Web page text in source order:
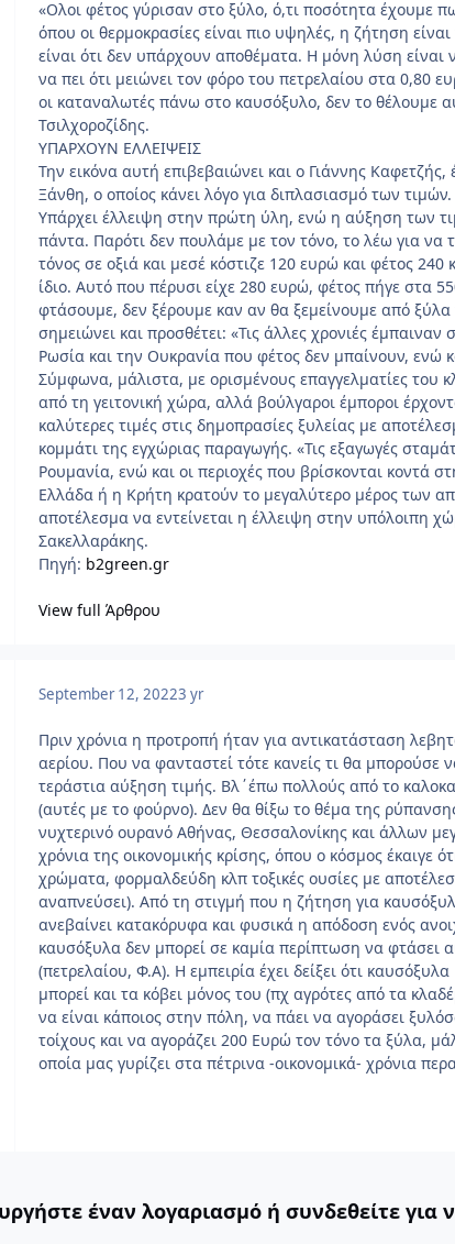
«Ολοι φέτος γύρισαν στο ξύλο, ό,τι ποσότητα έχουμε
όπου οι θερμοκρασίες είναι πιο υψηλές, η ζήτηση
είναι ότι δεν υπάρχουν αποθέματα. Η μόνη λύση
να πει ότι μειώνει τον φόρο του πετρελαίου στα 0,80
οι καταναλωτές πάνω στο καυσόξυλο, δεν το θέλουμε
Τσιλχοροζίδης.
ΥΠΑΡΧΟΥΝ ΕΛΛΕΙΨΕΙΣ
Την εικόνα αυτή επιβεβαιώνει και ο Γιάννης
Ξάνθη, ο οποίος κάνει λόγο για διπλασιασμό των
Υπάρχει έλλειψη στην πρώτη ύλη, ενώ η αύξηση των
πάντα. Παρότι δεν πουλάμε με τον τόνο, το λέω για να
τόνος σε οξιά και μεσέ κόστιζε 120 ευρώ και φέτος
ίδιο. Αυτό που πέρυσι είχε 280 ευρώ, φέτος πήγε στα
φτάσουμε, δεν ξέρουμε καν αν θα ξεμείνουμε από
σημειώνει και προσθέτει: «Τις άλλες χρονιές
Ρωσία και την Ουκρανία που φέτος δεν μπαίνουν, ενώ
Σύμφωνα, μάλιστα, με ορισμένους επαγγελματίες του
από τη γειτονική χώρα, αλλά βούλγαροι έμποροι
καλύτερες τιμές στις δημοπρασίες ξυλείας με
κομμάτι της εγχώριας παραγωγής. «Τις εξαγωγές
Ρουμανία, ενώ και οι περιοχές που βρίσκονται κοντά
Ελλάδα ή η Κρήτη κρατούν το μεγαλύτερο μέρος των
αποτέλεσμα να εντείνεται η έλλειψη στην υπόλοιπη
Σακελλαράκης.
Πηγή: b2green.gr
View full Άρθρου
September 12, 20223 yr
Πριν χρόνια η προτροπή ήταν για αντικατάσταση
αερίου. Που να φανταστεί τότε κανείς τι θα μπορούσε
τεράστια αύξηση τιμής. Βλ΄έπω πολλούς από το
(αυτές με το φούρνο). Δεν θα θίξω το θέμα της
νυχτερινό ουρανό Αθήνας, Θεσσαλονίκης και άλλων
χρόνια της οικονομικής κρίσης, όπου ο κόσμος έκαιγε
χρώματα, φορμαλδεύδη κλπ τοξικές ουσίες με
αναπνεύσει). Από τη στιγμή που η ζήτηση για
ανεβαίνει κατακόρυφα και φυσικά η απόδοση ενός
καυσόξυλα δεν μπορεί σε καμία περίπτωση να
(πετρελαίου, Φ.Α). Η εμπειρία έχει δείξει ότι
μπορεί και τα κόβει μόνος του (πχ αγρότες από τα
να είναι κάποιος στην πόλη, να πάει να αγοράσει
τοίχους και να αγοράζει 200 Ευρώ τον τόνο τα ξύλα,
οποία μας γυρίζει στα πέτρινα -οικονομικά- χρόνια
έναν λογαριασμό ή συνδεθείτε για